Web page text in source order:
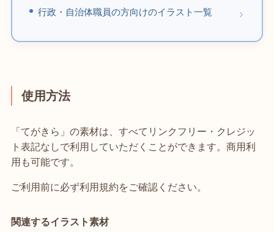
行政・自治体職員の方向けのイラスト一覧
使用方法
「てがきら」の素材は、すべてリンクフリー・クレジッ
ト表記なしで利用していただくことができます。商用利
用も可能です。
ご利用前に必ず利用規約をご確認ください。
関連するイラスト素材